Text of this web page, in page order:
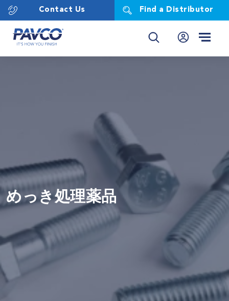
Contact Us Find a Distributor
めっき処理薬品